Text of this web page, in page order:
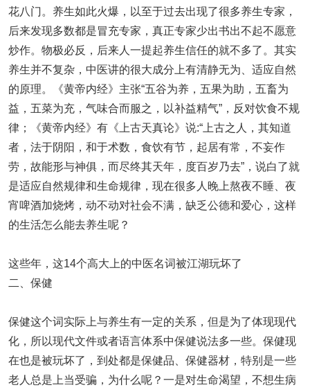
花八门。养生如此火爆，以至于过去出现了很多养生专家，
后来发现多数都是冒充专家，真正专家少出书出不起不愿意
炒作。物极必反，后来人一提起养生信任的就不多了。其实
养生并不复杂，中医讲的很大成分上有清静无为、适应自然
的原理。《黄帝内经》主张“五谷为养，五果为助，五畜为
益，五菜为充，气味合而服之，以补益精气”，反对饮食不规
律；《黄帝内经》有《上古天真论》说:“上古之人，其知道
者，法于阴阳，和于术数，食饮有节，起居有常，不妄作
劳，故能形与神俱，而尽终其天年，度百岁乃去”，说白了就
是适应自然规律和生命规律，现在很多人晚上熬夜不睡、夜
宵啤酒加烧烤，动不动对社会不满，缺乏公德和爱心，这样
的生活怎么能去养生呢？
这些年，这14个高大上的中医名词被江湖玩坏了
二、保健
保健这个词实际上与养生有一定的关系，但是为了体现现代
化，所以现代文件或者语言体系中保健说法多一些。保健现
在也是被玩坏了，到处都是保健品、保健器材，特别是一些
老人总是上当受骗，为什么呢？一是对生命渴望，不想生病